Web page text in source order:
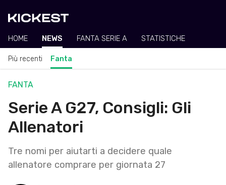
HOME NEWS FANTA SERIE A STATISTICHE
Più recenti Fanta
FANTA
Serie A G27, Consigli: Gli
Allenatori
Tre nomi per aiutarti a decidere quale
allenatore comprare per giornata 27